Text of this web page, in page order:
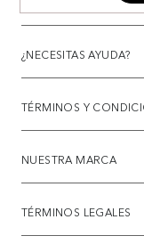
¿NECESITAS AYUDA?
TÉRMINOS Y
NUESTRA MARCA
TÉRMINOS LEGALES